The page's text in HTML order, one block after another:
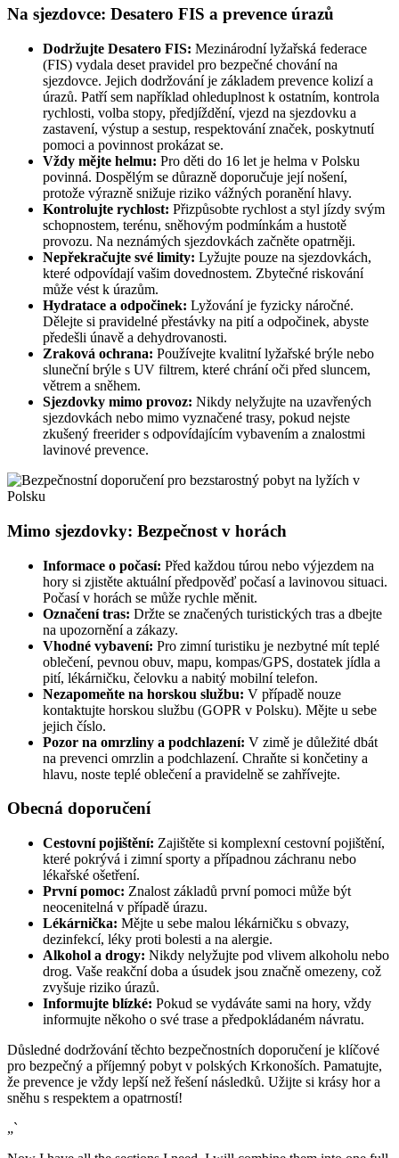
Na sjezdovce: Desatero FIS a prevence úrazů
Dodržujte Desatero FIS: Mezinárodní lyžařská federace
(FIS) vydala deset pravidel pro bezpečné chování na
sjezdovce. Jejich dodržování je základem prevence kolizí a
úrazů. Patří sem například ohleduplnost k ostatním, kontrola
rychlosti, volba stopy, předjíždění, vjezd na sjezdovku a
zastavení, výstup a sestup, respektování značek, poskytnutí
pomoci a povinnost prokázat se.
Vždy mějte helmu: Pro děti do 16 let je helma v Polsku
povinná. Dospělým se důrazně doporučuje její nošení,
protože výrazně snižuje riziko vážných poranění hlavy.
Kontrolujte rychlost: Přizpůsobte rychlost a styl jízdy svým
schopnostem, terénu, sněhovým podmínkám a hustotě
provozu. Na neznámých sjezdovkách začněte opatrněji.
Nepřekračujte své limity: Lyžujte pouze na sjezdovkách,
které odpovídají vašim dovednostem. Zbytečné riskování
může vést k úrazům.
Hydratace a odpočinek: Lyžování je fyzicky náročné.
Dělejte si pravidelné přestávky na pití a odpočinek, abyste
předešli únavě a dehydrovanosti.
Zraková ochrana: Používejte kvalitní lyžařské brýle nebo
sluneční brýle s UV filtrem, které chrání oči před sluncem,
větrem a sněhem.
Sjezdovky mimo provoz: Nikdy nelyžujte na uzavřených
sjezdovkách nebo mimo vyznačené trasy, pokud nejste
zkušený freerider s odpovídajícím vybavením a znalostmi
lavinové prevence.
Mimo sjezdovky: Bezpečnost v horách
Informace o počasí: Před každou túrou nebo výjezdem na
hory si zjistěte aktuální předpověď počasí a lavinovou situaci.
Počasí v horách se může rychle měnit.
Označení tras: Držte se značených turistických tras a dbejte
na upozornění a zákazy.
Vhodné vybavení: Pro zimní turistiku je nezbytné mít teplé
oblečení, pevnou obuv, mapu, kompas/GPS, dostatek jídla a
pití, lékárničku, čelovku a nabitý mobilní telefon.
Nezapomeňte na horskou službu: V případě nouze
kontaktujte horskou službu (GOPR v Polsku). Mějte u sebe
jejich číslo.
Pozor na omrzliny a podchlazení: V zimě je důležité dbát
na prevenci omrzlin a podchlazení. Chraňte si končetiny a
hlavu, noste teplé oblečení a pravidelně se zahřívejte.
Obecná doporučení
Cestovní pojištění: Zajištěte si komplexní cestovní pojištění,
které pokrývá i zimní sporty a případnou záchranu nebo
lékařské ošetření.
První pomoc: Znalost základů první pomoci může být
neocenitelná v případě úrazu.
Lékárnička: Mějte u sebe malou lékárničku s obvazy,
dezinfekcí, léky proti bolesti a na alergie.
Alkohol a drogy: Nikdy nelyžujte pod vlivem alkoholu nebo
drog. Vaše reakční doba a úsudek jsou značně omezeny, což
zvyšuje riziko úrazů.
Informujte blízké: Pokud se vydáváte sami na hory, vždy
informujte někoho o své trase a předpokládaném návratu.
Důsledné dodržování těchto bezpečnostních doporučení je klíčové
pro bezpečný a příjemný pobyt v polských Krkonoších. Pamatujte,
že prevence je vždy lepší než řešení následků. Užijte si krásy hor a
sněhu s respektem a opatrností!
„`